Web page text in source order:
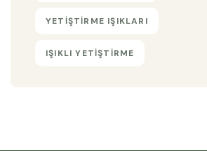
YETIŞTIRME IŞIKLARI
IŞIKLI YETIŞTIRME